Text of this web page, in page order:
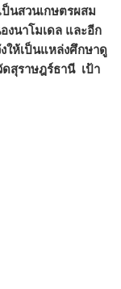
ป็นสวนเกษตรผสม
นาโมเดล และอีก
ให้เป็นแหล่งศึกษาดู
ดสุราษฎร์ธานี เป้า